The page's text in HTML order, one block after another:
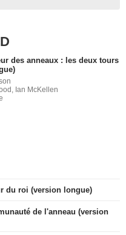
des anneaux : les deux tours
Ian McKellen
du roi (version longue)
de l'anneau (version